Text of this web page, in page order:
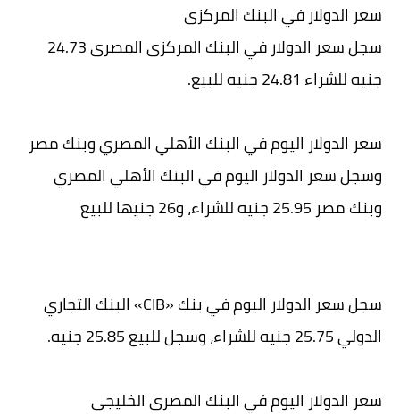
سعر الدولار في البنك المركزى
سجل سعر الدولار في البنك المركزى المصرى 24.73
جنيه للشراء 24.81 جنيه للبيع.
سعر الدولار اليوم في البنك الأهلي المصري وبنك مصر
وسجل سعر الدولار اليوم في البنك الأهلي المصري
وبنك مصر 25.95 جنيه للشراء، و26 جنيها للبيع
سجل سعر الدولار اليوم في بنك «CIB» البنك التجاري
الدولي 25.75 جنيه للشراء، وسجل للبيع 25.85 جنيه.
سعر الدولار اليوم في البنك المصرى الخليجى